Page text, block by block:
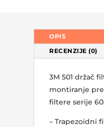
OPIS
RECENZIJE (0)
3M 501 držač
montiranje
filtere serije
– Trapezoidni